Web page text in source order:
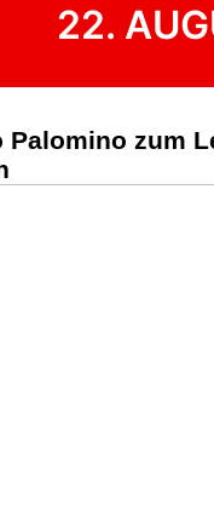
22.
Palomino zum